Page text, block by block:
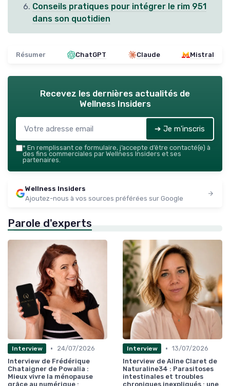
Conseils pratiques pour intégrer le rim 951
dans son quotidien
Résumer ChatGPT Claude Mistral
Recevez les dernières actualités de
Wellness Insiders
➔ Je m'inscris
* En remplissant ce formulaire, j’accepte d’être contacté(e) à
des fins commerciales par Wellness Insiders et ses
partenaires.
Wellness Insiders
Ajoutez-nous à vos sources préférées sur Google
Parole d'experts
Interview •
24/07/2026
Interview de Frédérique
Chataigner de Powalia :
Mieux vivre la ménopause
grâce au numérique :
Interview • 13/07/2026
Interview de Aline Claret de
Naturaline34 : Parasitoses
intestinales et troubles
chroniques inexpliqués : une